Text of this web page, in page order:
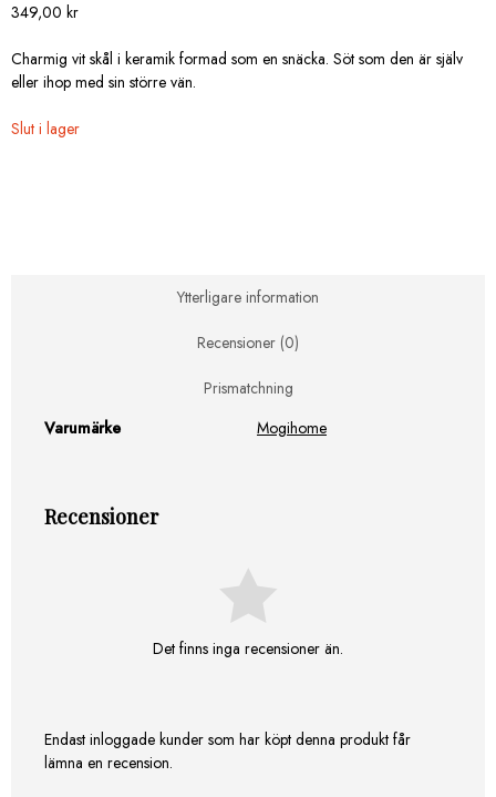
349,00 kr
Charmig vit skål i keramik formad som en snäcka. Söt som den är själv
eller ihop med sin större vän.
Slut i lager
Ytterligare information
Recensioner (0)
Prismatchning
Varumärke
Mogihome
Recensioner
Det finns inga recensioner än.
Endast inloggade kunder som har köpt denna produkt får
lämna en recension.